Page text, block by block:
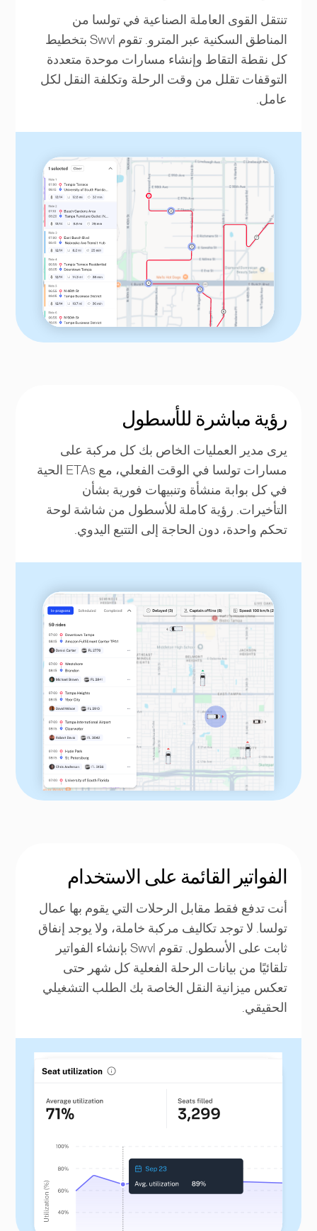
تنتقل القوى العاملة الصناعية في تولسا من
المناطق السكنية عبر المترو. تقوم Swvl بتخطيط
كل نقطة التقاط وإنشاء مسارات موحدة متعددة
التوقفات تقلل من وقت الرحلة وتكلفة النقل لكل
عامل.
رؤية مباشرة للأسطول
يرى مدير العمليات الخاص بك كل مركبة على
مسارات تولسا في الوقت الفعلي، مع ETAs الحية
في كل بوابة منشأة وتنبيهات فورية بشأن
التأخيرات. رؤية كاملة للأسطول من شاشة لوحة
تحكم واحدة، دون الحاجة إلى التتبع اليدوي.
الفواتير القائمة على الاستخدام
أنت تدفع فقط مقابل الرحلات التي يقوم بها عمال
تولسا. لا توجد تكاليف مركبة خاملة، ولا يوجد إنفاق
ثابت على الأسطول. تقوم Swvl بإنشاء الفواتير
تلقائيًا من بيانات الرحلة الفعلية كل شهر حتى
تعكس ميزانية النقل الخاصة بك الطلب التشغيلي
الحقيقي.